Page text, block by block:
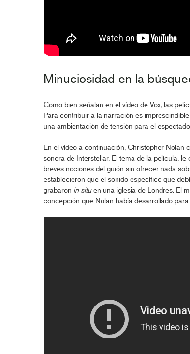
Minuciosidad en la
Como bien señalan en el vídeo de Vox, las
Para contribuir a la narración es
una ambientación de tensión para el
En el vídeo a continuación, Christopher
sonora de Interstellar. El tema de la película,
breves nociones del guión sin ofrecer nada
establecieron que el sonido específico que
grabaron in situen una iglesia de Londres. El
concepción que Nolan había desarrollado para